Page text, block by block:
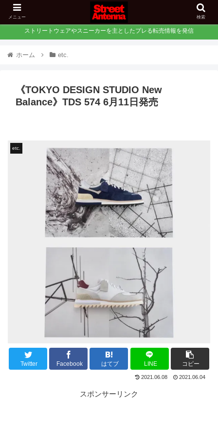
ストリートウェアやスニーカーを主としたプレる転売情報を発信
ホーム etc.
《TOKYO DESIGN STUDIO New
Balance》TDS 574 6月11日発売
etc.
Twitter Facebook はてブ LINE コピー
2021.06.08 2021.06.04
スポンサーリンク
メニュー 検索